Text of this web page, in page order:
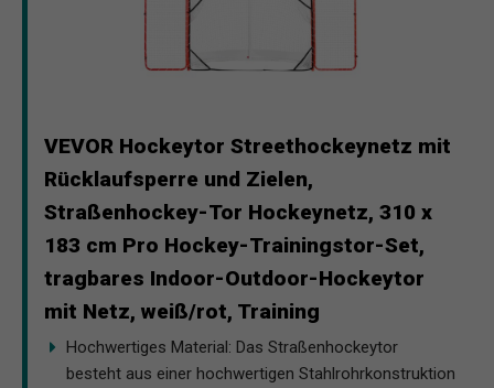
VEVOR Hockeytor Streethockeynetz mit
Rücklaufsperre und Zielen,
Straßenhockey-Tor Hockeynetz, 310 x
183 cm Pro Hockey-Trainingstor-Set,
tragbares Indoor-Outdoor-Hockeytor
mit Netz, weiß/rot, Training
Hochwertiges Material: Das Straßenhockeytor
besteht aus einer hochwertigen Stahlrohrkonstruktion